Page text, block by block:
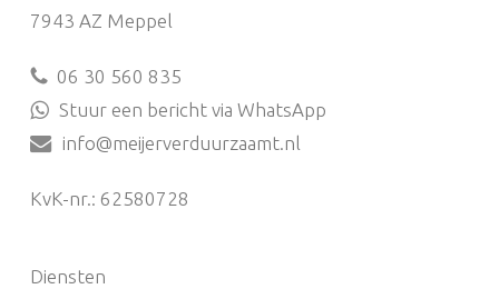
7943 AZ Meppel
06 30 560 835
Stuur een bericht via WhatsApp
info@meijerverduurzaamt.nl
KvK-nr.: 62580728
Diensten